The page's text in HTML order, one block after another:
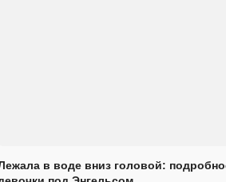
в воде вниз головой: